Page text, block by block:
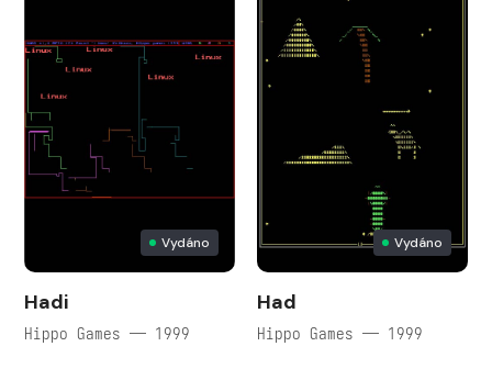
Vydáno
Hadi
Hippo Games — 1999
Vydáno
Had
Hippo Games — 1999